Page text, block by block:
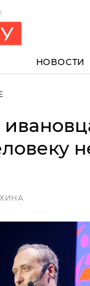
НОВОСТИ